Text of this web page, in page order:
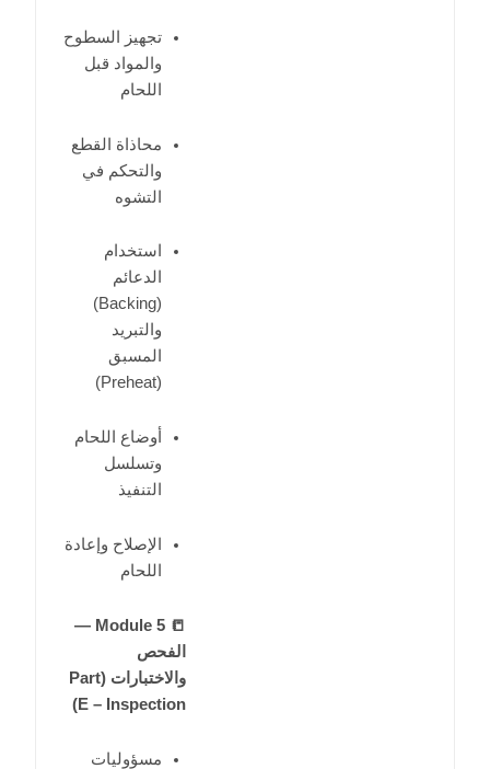
تجهيز السطوح
والمواد قبل
اللحام
محاذاة القطع
والتحكم في
التشوه
استخدام
الدعائم
(Backing)
والتبريد
المسبق
(Preheat)
أوضاع اللحام
وتسلسل
التنفيذ
الإصلاح وإعادة
اللحام
📒 Module 5 —
الفحص
والاختبارات (Part
E – Inspection)
مسؤوليات